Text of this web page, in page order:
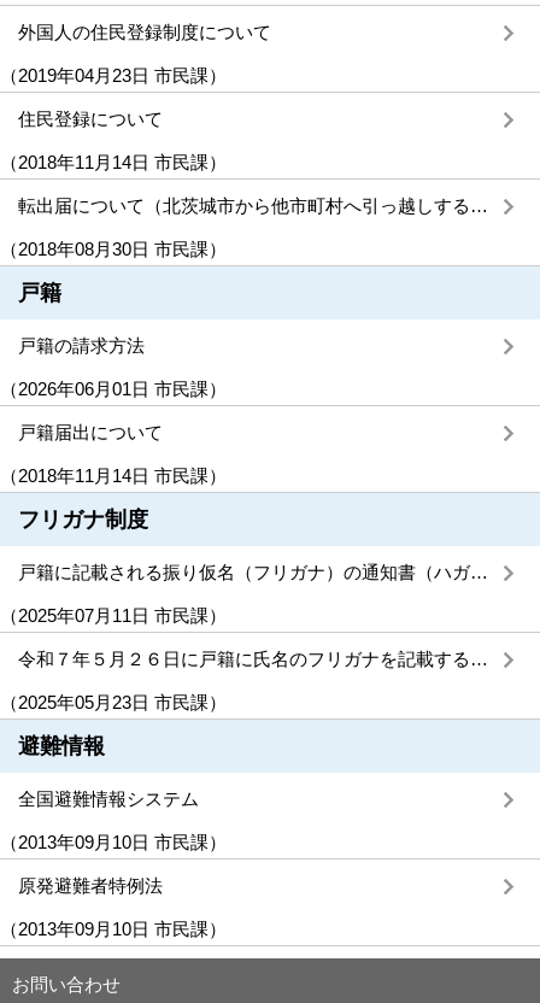
外国人の住民登録制度について
（2019年04月23日 市民課）
住民登録について
（2018年11月14日 市民課）
転出届について（北茨城市から他市町村へ引っ越しするとき）
（2018年08月30日 市民課）
戸籍
戸籍の請求方法
（2026年06月01日 市民課）
戸籍届出について
（2018年11月14日 市民課）
フリガナ制度
戸籍に記載される振り仮名（フリガナ）の通知書（ハガキ）を発送しました
（2025年07月11日 市民課）
令和７年５月２６日に戸籍に氏名のフリガナを記載する制度が始まります
（2025年05月23日 市民課）
避難情報
全国避難情報システム
（2013年09月10日 市民課）
原発避難者特例法
（2013年09月10日 市民課）
お問い合わせ